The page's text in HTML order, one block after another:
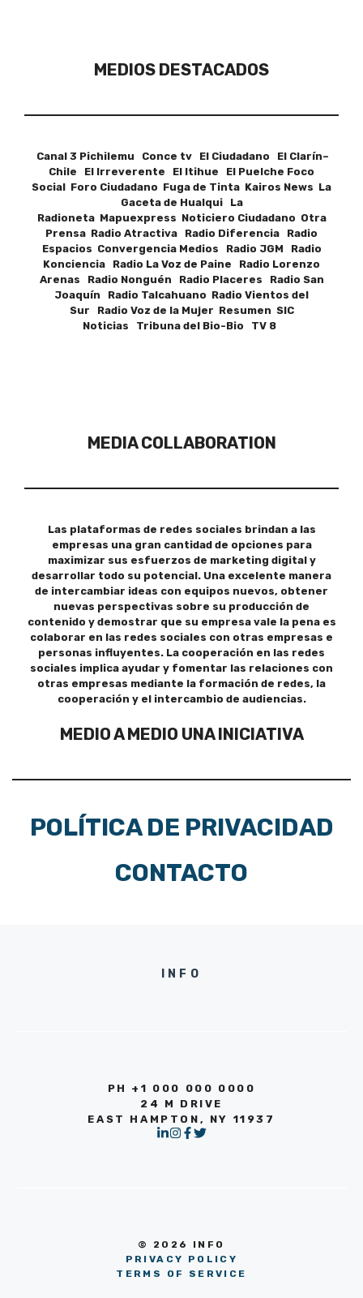
MEDIOS DESTACADOS
Canal 3 Pichilemu Conce tv El Ciudadano El Clarín–
Chile El Irreverente El Itihue El Puelche Foco
Social Foro Ciudadano Fuga de Tinta Kairos News La
Gaceta de Hualqui La
Radioneta Mapuexpress Noticiero Ciudadano Otra
Prensa Radio Atractiva Radio Diferencia Radio
Espacios Convergencia Medios Radio JGM Radio
Konciencia Radio La Voz de Paine Radio Lorenzo
Arenas Radio Nonguén Radio Placeres Radio San
Joaquín Radio Talcahuano Radio Vientos del
Sur Radio Voz de la Mujer Resumen SIC
Noticias Tribuna del Bio-Bio TV 8
MEDIA COLLABORATION
Las plataformas de redes sociales brindan a las
empresas una gran cantidad de opciones para
maximizar sus esfuerzos de marketing digital y
desarrollar todo su potencial. Una excelente manera
de intercambiar ideas con equipos nuevos, obtener
nuevas perspectivas sobre su producción de
contenido y demostrar que su empresa vale la pena es
colaborar en las redes sociales con otras empresas e
personas influyentes. La cooperación en las redes
sociales implica ayudar y fomentar las relaciones con
otras empresas mediante la formación de redes, la
cooperación y el intercambio de audiencias.
MEDIO A MEDIO UNA INICIATIVA
POLÍTICA DE PRIVACIDAD
CONTACTO
INFO
PH +1 000 000 0000
24 M DRIVE
EAST HAMPTON, NY 11937
© 2026 INFO
PRIVACY POLICY
TERMS OF SERVICE